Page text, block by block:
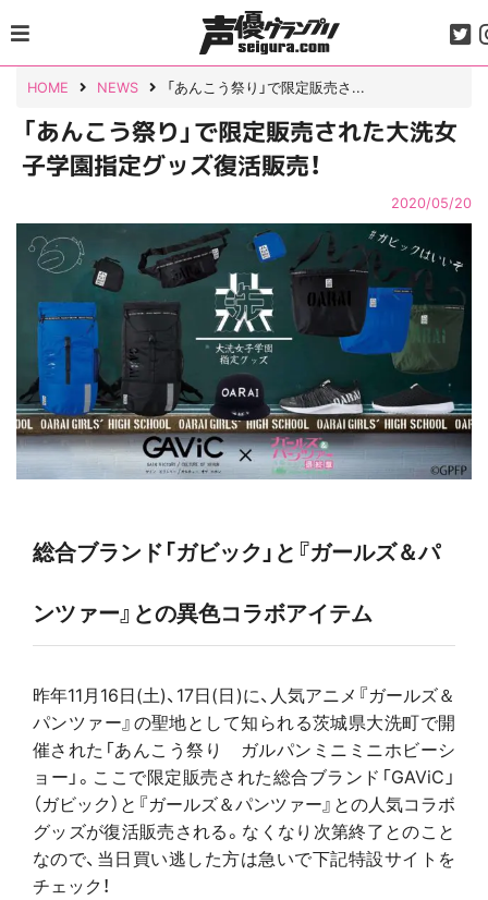
to
content
HOME NEWS 「あんこう祭り」で限定販売さ...
「あんこう祭り」で限定販売された大洗女
子学園指定グッズ復活販売！
2020/05/20
総合ブランド「ガビック」と『ガールズ＆パ
ンツァー』との異色コラボアイテム
昨年11月16日(土)、17日(日)に、人気アニメ『ガールズ＆
パンツァー』の聖地として知られる茨城県大洗町で開
催された「あんこう祭り ガルパンミニミニホビーシ
ョー」。ここで限定販売された総合ブランド「GAViC」
（ガビック）と『ガールズ＆パンツァー』との人気コラボ
グッズが復活販売される。なくなり次第終了とのこと
なので、当日買い逃した方は急いで下記特設サイトを
チェック！